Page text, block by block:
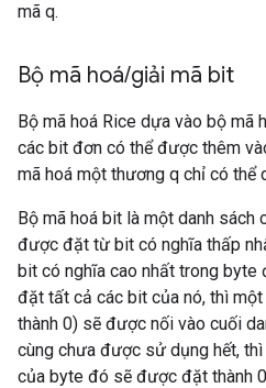
mã q.
Bộ mã hoá/giải mã bit
Bộ mã hoá Rice dựa vào bộ mã
các bit đơn có thể được thêm
mã hoá một thương q chỉ có thể
Bộ mã hoá bit là một danh sách
được đặt từ bit có nghĩa thấp
bit có nghĩa cao nhất trong byte
đặt tất cả các bit của nó, thì
thành 0) sẽ được nối vào cuối
cùng chưa được sử dụng hết,
của byte đó sẽ được đặt thành